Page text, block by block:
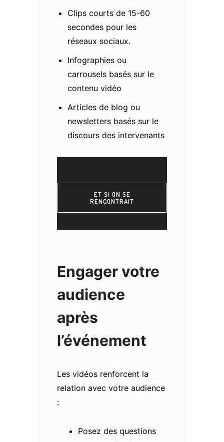
Clips courts de 15-60
secondes pour les
réseaux sociaux.
Infographies ou
carrousels basés sur le
contenu vidéo
Articles de blog ou
newsletters basés sur le
discours des intervenants
ET SI ON SE
RENCONTRAIT
Engager votre
audience
après
l’événement
Les vidéos renforcent la
relation avec votre audience
:
Posez des questions